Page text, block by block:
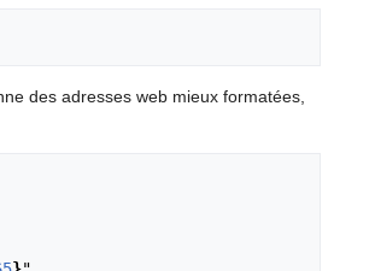
des adresses web mieux formatées,